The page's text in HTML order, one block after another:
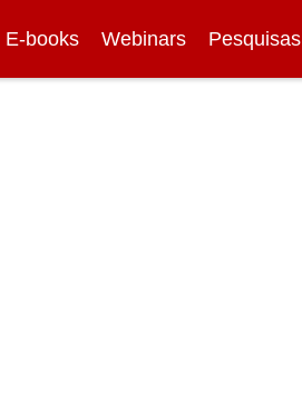
E-books Webinars Pesquisas